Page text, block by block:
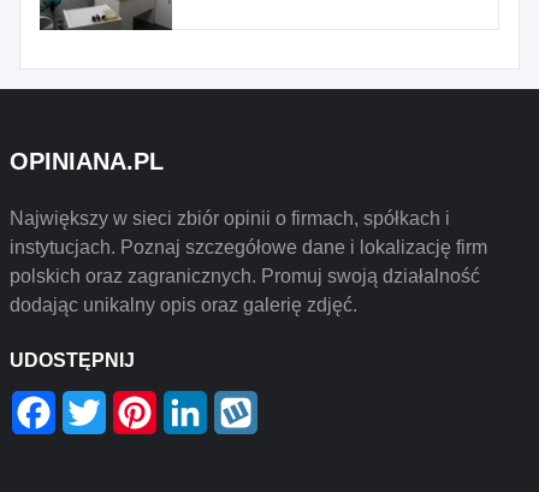
OPINIANA.PL
Największy w sieci zbiór opinii o firmach, spółkach i
instytucjach. Poznaj szczegółowe dane i lokalizację firm
polskich oraz zagranicznych. Promuj swoją działalność
dodając unikalny opis oraz galerię zdjęć.
UDOSTĘPNIJ
Facebook
Twitter PinterestLinkedIn